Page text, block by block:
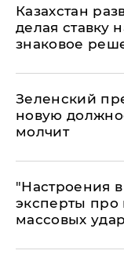
Казахстан
делая ставку
знаковое
Зеленский
новую
молчит
"Настроения
эксперты про
массовых